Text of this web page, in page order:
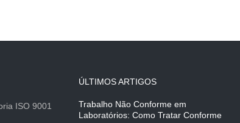
ÚLTIMOS ARTIGOS
Trabalho Não Conforme em
Laboratórios: Como Tratar Conforme